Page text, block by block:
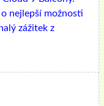
nejlepší možnosti
zážitek z